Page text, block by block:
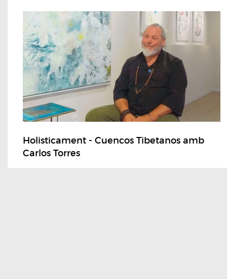
Holisticament - Cuencos Tibetanos amb
Carlos Torres